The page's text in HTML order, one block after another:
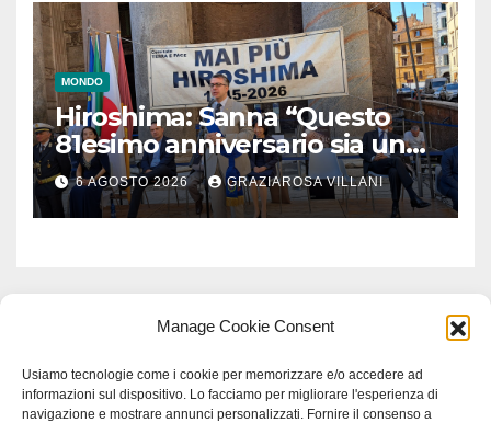
Manage Cookie Consent
Usiamo tecnologie come i cookie per memorizzare e/o accedere ad
informazioni sul dispositivo. Lo facciamo per migliorare l'esperienza di
navigazione e mostrare annunci personalizzati. Fornire il consenso a
MONDO
Hiroshima: Sanna “Questo
81esimo anniversario sia un
monito per tutti”
6 AGOSTO 2026 GRAZIAROSA VILLANI